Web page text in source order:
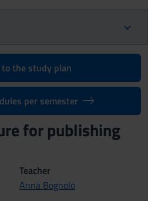
to the study plan
per semester
for publishing
Teacher
Anna Bognolo